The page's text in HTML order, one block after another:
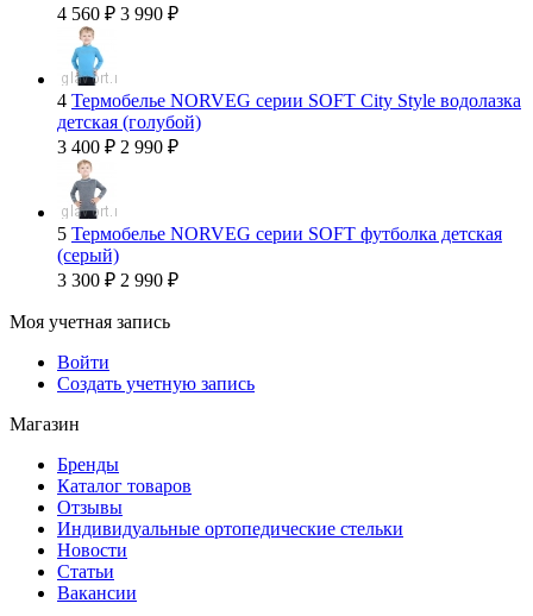
4 560 ₽ 3 990 ₽
4 Термобелье NORVEG серии SOFT City Style водолазка
детская (голубой)
3 400 ₽ 2 990 ₽
5 Термобелье NORVEG серии SOFT футболка детская
(серый)
3 300 ₽ 2 990 ₽
Моя учетная запись
Войти
Создать учетную запись
Магазин
Бренды
Каталог товаров
Отзывы
Индивидуальные ортопедические стельки
Новости
Статьи
Вакансии